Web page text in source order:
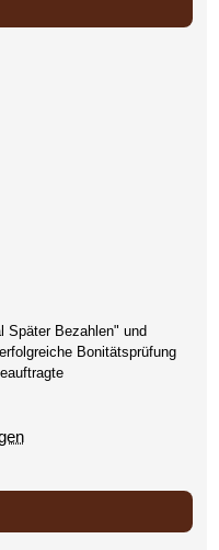
Später Bezahlen" und
Bonitätsprüfung